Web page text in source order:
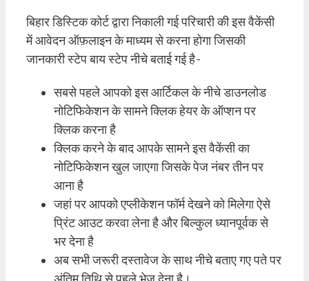
बिहार डिस्टिक कोर्ट द्वारा निकाली गई परिचारी की इस वैकेंसी
में आवेदन ऑफ़लाइन के माध्यम से करना होगा जिसकी
जानकारी स्टेप बाय स्टेप नीचे बताई गई है-
सबसे पहले आपको इस आर्टिकल के नीचे डाउनलोड
नोटिफिकेशन के सामने क्लिक हेयर के ऑप्शन पर
क्लिक करना है
क्लिक करने के बाद आपके सामने इस वैकेंसी का
नोटिफिकेशन खुल जाएगा जिसके पेज नंबर तीन पर
आना है
जहां पर आपको एप्लीकेशन फॉर्म देखने को मिलेगा ऐसे
प्रिंट आउट करवा लेना है और बिल्कुल ध्यानपूर्वक से
भर देना है
अब सभी जरूरी दस्तावेज के साथ नीचे बताए गए पते पर